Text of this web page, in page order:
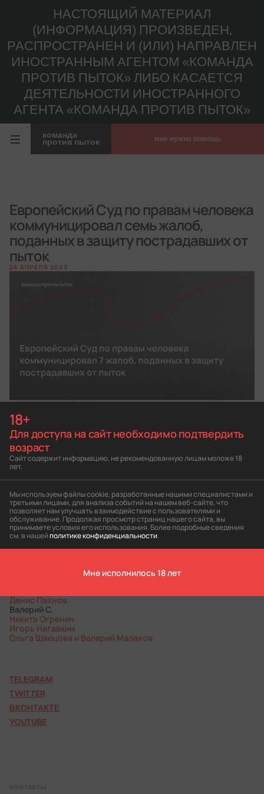
18+
Для доступа на сайт необходимо подтвердить
возраст
Сайт содержит информацию, не рекомендованную лицам моложе 18
лет.
Мы используем файлы cookie, разработанные нашими специалистами и
третьими лицами, для анализа событий на нашем веб-сайте, что
позволяет нам улучшать взаимодействие с пользователями и
обслуживание. Продолжая просмотр страниц нашего сайта, вы
принимаете условия его использования. Более подробные сведения
см. в нашейполитике конфиденциальности
Мне исполнилось 18 лет
НАСТОЯЩИЙ МАТЕРИАЛ
(ИНФОРМАЦИЯ) ПРОИЗВЕДЕН,
РАСПРОСТРАНЕН И (ИЛИ) НАПРАВЛЕН
ИНОСТРАННЫМ АГЕНТОМ «КОМАНДА
ПРОТИВ ПЫТОК» ЛИБО КАСАЕТСЯ
ДЕЯТЕЛЬНОСТИ ИНОСТРАННОГО
АГЕНТА «КОМАНДА ПРОТИВ ПЫТОК»
команда
против пыток мне нужна помощь
Европейский Суд по правам человека
коммуницировал семь жалоб,
поданных в защиту пострадавших от
пыток
26 АПРЕЛЯ 2023
НАСТОЯЩИЙ МАТЕРИАЛ (ИНФОРМАЦИЯ)
ПРОИЗВЕДЕН, РАСПРОСТРАНЕН И (ИЛИ)
НАПРАВЛЕН ИНОСТРАННЫМ АГЕНТОМ
«КОМАНДА ПРОТИВ ПЫТОК» ЛИБО КАСАЕТСЯ
ДЕЯТЕЛЬНОСТИ ИНОСТРАННОГО АГЕНТА
рассмотрению жалобы и уведомил власти Российской
Федерации об этом. Россия, в свою очередь, может
проигнорировать вопросы ЕСПЧ, однако суд в любом
случае изучит материалы дела и вынесет свой вердикт.
Месяцем ранее ЕСПЧ коммуницировал еще 37жалоб
пострадавших от пыток.
В коммуникациях от 24 апреля из семи жалоб – пять на
митингов в Москве и Санкт-Петербурге.
Денис Пахнов
Валерий С.
Никита Огренич
Игорь Нагавкин
Ольга Швецова и Валерий Малахов
TELEGRAM
TWITTER
ВКОНТАКТЕ
YOUTUBE